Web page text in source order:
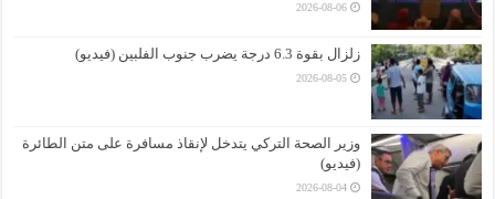
2026-08-06
زلزال بقوة 6.3 درجة يضرب جنوب الفلبين (فيديو)
2026-08-05
وزير الصحة التركي يتدخل لإنقاذ مسافرة على متن الطائرة
(فيديو)
2026-08-04